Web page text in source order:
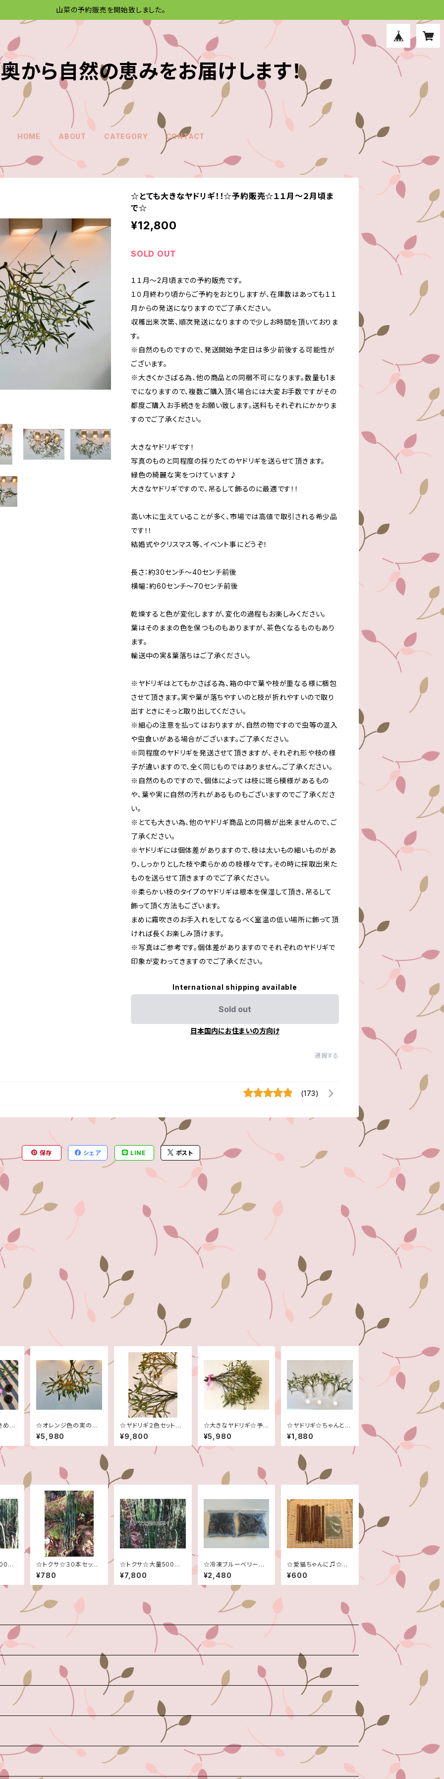
山菜の予約販売を開始致しました。
から自然の恵みをお届けします！
HOME ABOUT CATEGORY CONTACT
☆とても大きなヤドリギ！！☆予約販売☆１１月～２月頃ま
で☆
¥12,800
SOLD OUT
１１月～2月頃までの予約販売です。
１０月終わり頃からご予約をおとりしますが、在庫数はあっても１１
月からの発送になりますのでご了承ください。
収穫出来次第、順次発送になりますので少しお時間を頂いておりま
す。
※自然のものですので、発送開始予定日は多少前後する可能性が
ございます。
※大きくかさばる為、他の商品との同梱不可になります。数量も1ま
でになりますので、複数ご購入頂く場合には大変お手数ですがその
都度ご購入お手続きをお願い致します。送料もそれぞれにかかりま
すのでご了承ください。
大きなヤドリギです！
写真のものと同程度の採りたてのヤドリギを送らせて頂きます。
緑色の綺麗な実をつけています♪
大きなヤドリギですので、吊るして飾るのに最適です！！
高い木に生えていることが多く、市場では高値で取引される希少品
です！！
結婚式やクリスマス等、イベント事にどうぞ！
長さ：約30センチ～40センチ前後
横幅：約60センチ～70センチ前後
乾燥すると色が変化しますが、変化の過程もお楽しみください。
葉はそのままの色を保つものもありますが、茶色くなるものもあり
ます。
輸送中の実&葉落ちはご了承ください。
※ヤドリギはとてもかさばる為、箱の中で葉や枝が重なる様に梱包
させて頂きます。実や葉が落ちやすいのと枝が折れやすいので取り
出すときにそっと取り出してください。
※細心の注意を払ってはおりますが、自然の物ですので虫等の混入
や虫食いがある場合がございます。ご了承ください。
※同程度のヤドリギを発送させて頂きますが、それぞれ形や枝の様
子が違いますので、全く同じものではありません。ご了承ください。
※自然のものですので、個体によっては枝に斑ら模様があるもの
や、葉や実に自然の汚れがあるものもございますのでご了承くださ
い。
※とても大きい為、他のヤドリギ商品との同梱が出来ませんので、ご
了承ください。
※ヤドリギには個体差がありますので、枝は太いもの細いものがあ
り、しっかりとした枝や柔らかめの枝様々です。その時に採取出来た
ものを送らせて頂きますのでご了承ください。
※柔らかい枝のタイプのヤドリギは根本を保湿して頂き、吊るして
飾って頂く方法もございます。
まめに霧吹きのお手入れをしてなるべく室温の低い場所に飾って頂
ければ長くお楽しみ頂けます。
※写真はご参考です。個体差がありますのでそれぞれのヤドリギで
印象が変わってきますのでご了承ください。
International shipping available
Sold out
日本国内にお住まいの方向け
通報する
(173)
保存 シェア LINE ポスト
の
☆オレンジ色の実のヤ
ドリギ☆希少！☆予約販
売☆１１月～２月頃まで
☆
¥5,980
☆ヤドリギ２色セット☆
中サイズ☆予約販売☆
１１月～２月頃まで☆
¥9,800
☆大きなヤドリギ☆予
約販売☆１１月～２月頃
まで☆
¥5,980
☆ヤドリギ☆ちゃんと保
湿処理♫☆とても小ぶ
りなものを10本☆クリ
スマス等に♫☆
¥1,880
！
☆トクサ☆３０本セット
☆ご注文頂いてから採
取させて頂きます☆
¥780
☆トクサ☆大量500本！
☆ご注文頂いてから採
取させて頂きます☆
¥7,800
☆冷凍ブルーベリー☆5
00グラム×2袋で計1キ
ロ！☆完全無農薬☆
¥2,480
☆愛猫ちゃんに♫☆ま
たたび乾燥木＆葉の粉
末セット☆
¥600